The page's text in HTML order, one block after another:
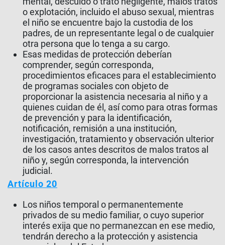
o explotación, incluido el abuso sexual, mientras
el niño se encuentre bajo la custodia de los
padres, de un representante legal o de cualquier
otra persona que lo tenga a su cargo.
Esas medidas de protección deberían
comprender, según corresponda,
procedimientos eficaces para el establecimiento
de programas sociales con objeto de
proporcionar la asistencia necesaria al niño y a
quienes cuidan de él, así como para otras formas
de prevención y para la identificación,
notificación, remisión a una institución,
investigación, tratamiento y observación ulterior
de los casos antes descritos de malos tratos al
niño y, según corresponda, la intervención
judicial.
Artículo 20
Los niños temporal o permanentemente
privados de su medio familiar, o cuyo superior
interés exija que no permanezcan en ese medio,
tendrán derecho a la protección y asistencia